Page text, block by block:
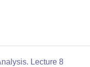
Lecture 8